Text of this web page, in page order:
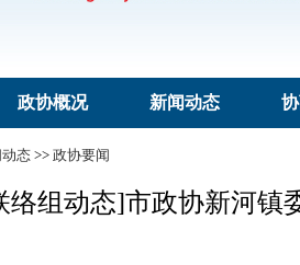
政协概况 新闻动态
态 >> 政协要闻
络组动态]市政协新河镇